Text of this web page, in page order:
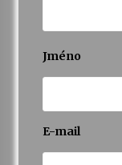
Jméno
E-mail